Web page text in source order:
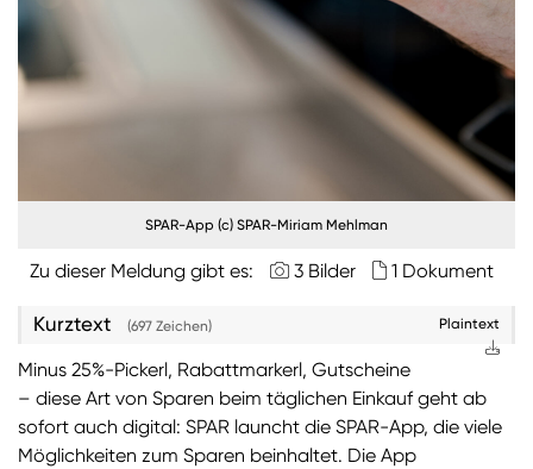
SPAR-App (c) SPAR-Miriam Mehlman
Zu dieser Meldung gibt es: 3 Bilder 1 Dokument
Kurztext (697 Zeichen) Plaintext
Minus 25%-Pickerl, Rabattmarkerl, Gutscheine
– diese Art von Sparen beim täglichen Einkauf geht ab
sofort auch digital: SPAR launcht die SPAR-App, die viele
Möglichkeiten zum Sparen beinhaltet. Die App